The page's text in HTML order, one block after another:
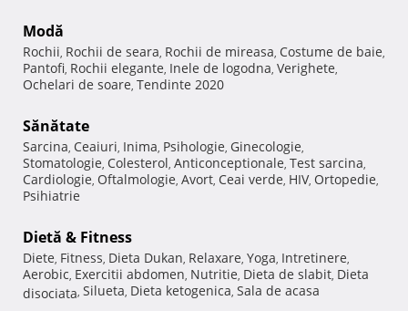
Modă
Rochii, Rochii de seara, Rochii de mireasa, Costume de baie,
Pantofi, Rochii elegante, Inele de logodna, Verighete,
Ochelari de soare, Tendinte 2020
Sănătate
Sarcina, Ceaiuri, Inima, Psihologie, Ginecologie,
Stomatologie, Colesterol, Anticonceptionale, Test sarcina,
Cardiologie, Oftalmologie, Avort, Ceai verde, HIV, Ortopedie,
Psihiatrie
Dietă & Fitness
Diete, Fitness, Dieta Dukan, Relaxare, Yoga, Intretinere,
Aerobic, Exercitii abdomen, Nutritie, Dieta de slabit, Dieta
disociata, Silueta, Dieta ketogenica, Sala de acasa